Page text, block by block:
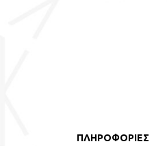
ΠΛΗΡΟΦΟΡΙΕΣ